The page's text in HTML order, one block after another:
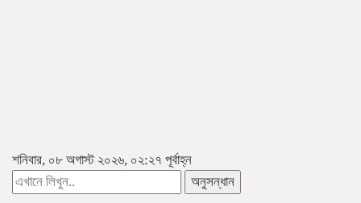
শনিবার, ০৮ অগাস্ট ২০২৬, ০২:২৭ পূর্বাহ্ন
অনুসন্ধান